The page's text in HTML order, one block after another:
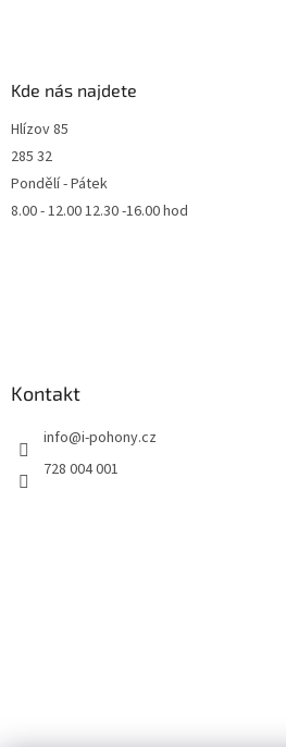
Kde nás najdete
Hlízov 85
285 32
Pondělí - Pátek
8.00 - 12.00 12.30 -16.00 hod
Kontakt
info@i-pohony.cz
728 004 001